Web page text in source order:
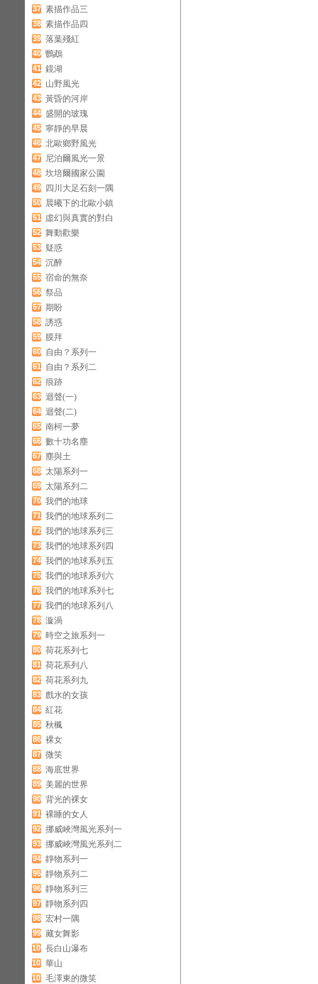
37 素描作品三
38 素描作品四
39 落葉殘紅
40 鸚鵡
41 鏡湖
42 山野風光
43 黃昏的河岸
44 盛開的玻瑰
45 寧靜的早晨
46 北歐鄉野風光
47 尼泊爾風光一景
48 坎培爾國家公園
49 四川大足石刻一隅
50 晨曦下的北歐小鎮
51 虛幻與真實的對白
52 舞動歡樂
53 疑惑
54 沉醉
55 宿命的無奈
56 祭品
57 期盼
58 誘惑
59 膜拜
60 自由？系列一
61 自由？系列二
62 痕跡
63 迴聲(一)
64 迴聲(二)
65 南柯一夢
66 數十功名塵
67 塵與土
68 太陽系列一
69 太陽系列二
70 我們的地球
71 我們的地球系列二
72 我們的地球系列三
73 我們的地球系列四
74 我們的地球系列五
75 我們的地球系列六
76 我們的地球系列七
77 我們的地球系列八
78 漩渦
79 時空之旅系列一
80 荷花系列七
81 荷花系列八
82 荷花系列九
83 戲水的女孩
84 紅花
85 秋楓
86 裸女
87 微笑
88 海底世界
89 美麗的世界
90 背光的裸女
91 裸睡的女人
92 挪威峽灣風光系列一
93 挪威峽灣風光系列二
94 靜物系列一
95 靜物系列二
96 靜物系列三
97 靜物系列四
98 宏村一隅
99 藏女舞影
100 長白山瀑布
101 華山
102 毛澤東的微笑